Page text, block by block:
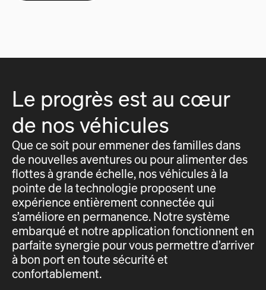
Le progrès est au cœur
de nos véhicules
Que ce soit pour emmener des familles dans
de nouvelles aventures ou pour alimenter des
flottes à grande échelle, nos véhicules à la
pointe de la technologie proposent une
expérience entièrement connectée qui
s’améliore en permanence. Notre système
embarqué et notre application fonctionnent en
parfaite synergie pour vous permettre d’arriver
à bon port en toute sécurité et
confortablement.